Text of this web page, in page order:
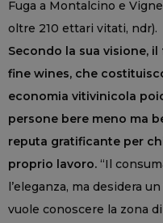
Fuga a Montalcino e
oltre 210 ettari vitati, ndr).
Secondo la sua visione,
fine wines, che
economia vitivinicola
persone bere meno ma
reputa gratificante per
proprio lavoro. “Il
l’eleganza, ma desidera
vuole conoscere la zona